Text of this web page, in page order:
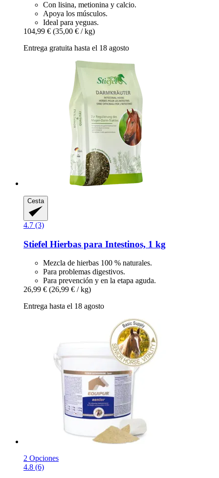
Con lisina, metionina y calcio.
Apoya los músculos.
Ideal para yeguas.
104,99 € (35,00 € / kg)
Entrega gratuita hasta el 18 agosto
Cesta
4.7 (3)
Stiefel Hierbas para Intestinos, 1 kg
Mezcla de hierbas 100 % naturales.
Para problemas digestivos.
Para prevención y en la etapa aguda.
26,99 € (26,99 € / kg)
Entrega hasta el 18 agosto
2 Opciones
4.8 (6)